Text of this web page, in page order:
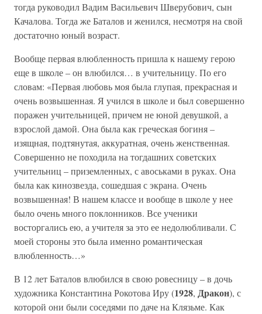
тогда руководил Вадим Васильевич Шверубович, сын
Качалова. Тогда же Баталов и женился, несмотря на свой
достаточно юный возраст.
Вообще первая влюбленность пришла к нашему герою
еще в школе – он влюбился… в учительницу. По его
словам: «Первая любовь моя была глупая, прекрасная и
очень возвышенная. Я учился в школе и был совершенно
поражен учительницей, причем не юной девушкой, а
взрослой дамой. Она была как греческая богиня –
изящная, подтянутая, аккуратная, очень женственная.
Совершенно не походила на тогдашних советских
учительниц – приземленных, с авоськами в руках. Она
была как кинозвезда, сошедшая с экрана. Очень
возвышенная! В нашем классе и вообще в школе у нее
было очень много поклонников. Все ученики
восторгались ею, а учителя за это ее недолюбливали. С
моей стороны это была именно романтическая
влюбленность…»
В 12 лет Баталов влюбился в свою ровесницу – в дочь
художника Константина Рокотова Иру (1928, Дракон), с
которой они были соседями по даче на Клязьме. Как